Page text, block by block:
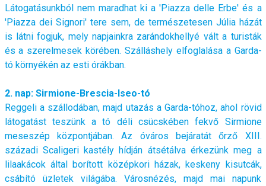
Látogatásunkból nem maradhat ki a 'Piazza delle Erbe' és a
'Piazza dei Signori' tere sem, de természetesen Júlia házát
is látni fogjuk, mely napjainkra zarándokhellyé vált a turisták
és a szerelmesek körében. Szálláshely elfoglalása a Garda-
tó környékén az esti órákban.
2. nap: Sirmione-Brescia-Iseo-tó
Reggeli a szállodában, majd utazás a Garda-tóhoz, ahol rövid
látogatást teszünk a tó déli csücskében fekvő Sirmione
meseszép központjában. Az óváros bejáratát őrző XIII.
századi Scaligeri kastély hídján átsétálva érkezünk meg a
lilaakácok által borított középkori házak, keskeny kisutcák,
csábító üzletek világába. Városnézés, majd mai napunk